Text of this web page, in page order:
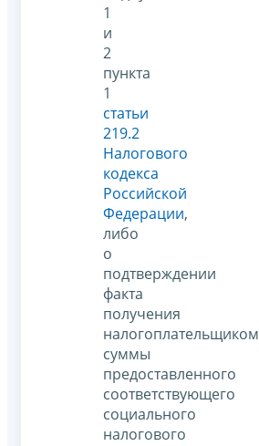
1
и
2
пункта
1
статьи
219.2
Налогового
кодекса
Российской
Федерации,
либо
о
подтверждении
факта
получения
налогоплательщиком
суммы
предоставленного
соответствующего
социального
налогового